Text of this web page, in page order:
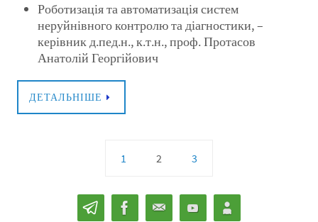
Роботизація та автоматизація систем
неруйнівного контролю та діагностики, –
керівник д.пед.н., к.т.н., проф. Протасов
Анатолій Георгійович
ДЕТАЛЬНІШЕ
1 2 3